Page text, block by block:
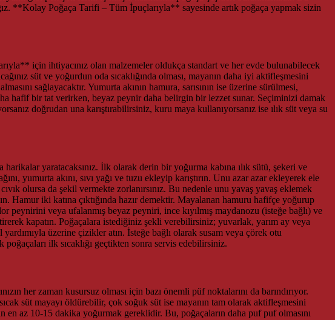
**Kolay Poğaça Tarifi – Tüm İpuçlarıyla** sayesinde artık poğaça yapmak sizin
için ihtiyacınız olan malzemeler oldukça standart ve her evde bulunabilecek
süt ve yoğurdun oda sıcaklığında olması, mayanın daha iyi aktifleşmesini
sağlayacaktır. Yumurta akının hamura, sarısının ise üzerine sürülmesi,
hafif bir tat verirken, beyaz peynir daha belirgin bir lezzet sunar. Seçiminizi damak
doğrudan una karıştırabilirsiniz, kuru maya kullanıyorsanız ise ılık süt veya su
yaratacaksınız. İlk olarak derin bir yoğurma kabına ılık sütü, şekeri ve
yumurta akını, sıvı yağı ve tuzu ekleyip karıştırın. Unu azar azar ekleyerek ele
olursa da şekil vermekte zorlanırsınız. Bu nedenle unu yavaş yavaş eklemek
Hamur iki katına çıktığında hazır demektir. Mayalanan hamuru hafifçe yoğurup
peynirini veya ufalanmış beyaz peyniri, ince kıyılmış maydanozu (isteğe bağlı) ve
kapatın. Poğaçalara istediğiniz şekli verebilirsiniz; yuvarlak, yarım ay veya
üzerine çizikler atın. İsteğe bağlı olarak susam veya çörek otu
poğaçaları ilk sıcaklığı geçtikten sonra servis edebilirsiniz.
her zaman kusursuz olması için bazı önemli püf noktalarını da barındırıyor.
süt mayayı öldürebilir, çok soğuk süt ise mayanın tam olarak aktifleşmesini
az 10-15 dakika yoğurmak gereklidir. Bu, poğaçaların daha puf puf olmasını